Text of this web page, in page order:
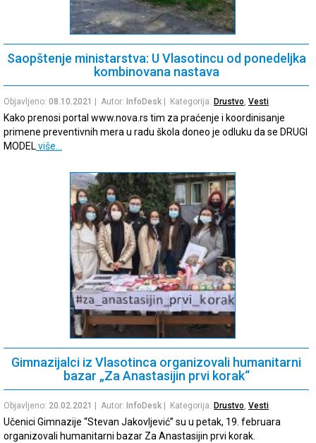
Saopštenje ministarstva: U Vlasotincu od ponedeljka
kombinovana nastava
Objavljeno: 08.10.2021 | Autor: InfoDesk | Kategorija: Drustvo, Vesti
Kako prenosi portal www.nova.rs tim za praćenje i koordinisanje
primene preventivnih mera u radu škola doneo je odluku da se DRUGI
MODELviše…
Gimnazijalci iz Vlasotinca organizovali humanitarni
bazar „Za Anastasijin prvi korak“
Objavljeno: 20.02.2021 | Autor: InfoDesk | Kategorija: Drustvo, Vesti
Učenici Gimnazije “Stevan Jakovljević” su u petak, 19. februara
organizovali humanitarni bazar Za Anastasijin prvi korak.